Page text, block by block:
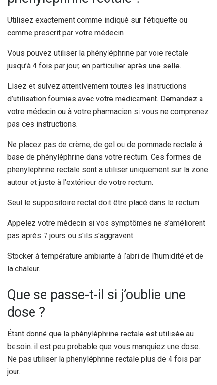
Utilisez exactement comme indiqué sur l’étiquette ou
comme prescrit par votre médecin.
Vous pouvez utiliser la phényléphrine par voie rectale
jusqu’à 4 fois par jour, en particulier après une selle.
Lisez et suivez attentivement toutes les instructions
d’utilisation fournies avec votre médicament. Demandez à
votre médecin ou à votre pharmacien si vous ne comprenez
pas ces instructions.
Ne placez pas de crème, de gel ou de pommade rectale à
base de phényléphrine dans votre rectum. Ces formes de
phényléphrine rectale sont à utiliser uniquement sur la zone
autour et juste à l’extérieur de votre rectum.
Seul le suppositoire rectal doit être placé dans le rectum.
Appelez votre médecin si vos symptômes ne s’améliorent
pas après 7 jours ou s’ils s’aggravent.
Stocker à température ambiante à l’abri de l’humidité et de
la chaleur.
Que se passe-t-il si j’oublie une
dose ?
Étant donné que la phényléphrine rectale est utilisée au
besoin, il est peu probable que vous manquiez une dose.
Ne pas utiliser la phényléphrine rectale plus de 4 fois par
jour.